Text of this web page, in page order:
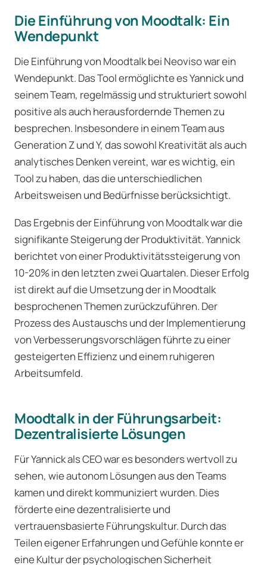
Die Einführung von Moodtalk: Ein
Wendepunkt
Die Einführung von Moodtalk bei Neoviso war ein
Wendepunkt. Das Tool ermöglichte es Yannick und
seinem Team, regelmässig und strukturiert sowohl
positive als auch herausfordernde Themen zu
besprechen. Insbesondere in einem Team aus
Generation Z und Y, das sowohl Kreativität als auch
analytisches Denken vereint, war es wichtig, ein
Tool zu haben, das die unterschiedlichen
Arbeitsweisen und Bedürfnisse berücksichtigt.
Das Ergebnis der Einführung von Moodtalk war die
signifikante Steigerung der Produktivität. Yannick
berichtet von einer Produktivitätssteigerung von
10-20% in den letzten zwei Quartalen. Dieser Erfolg
ist direkt auf die Umsetzung der in Moodtalk
besprochenen Themen zurückzuführen. Der
Prozess des Austauschs und der Implementierung
von Verbesserungsvorschlägen führte zu einer
gesteigerten Effizienz und einem ruhigeren
Arbeitsumfeld.
Moodtalk in der Führungsarbeit:
Dezentralisierte Lösungen
Für Yannick als CEO war es besonders wertvoll zu
sehen, wie autonom Lösungen aus den Teams
kamen und direkt kommuniziert wurden. Dies
förderte eine dezentralisierte und
vertrauensbasierte Führungskultur. Durch das
Teilen eigener Erfahrungen und Gefühle konnte er
eine Kultur der psychologischen Sicherheit